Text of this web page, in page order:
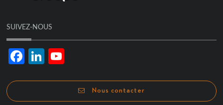
SUIVEZ-NOUS
FacebookLinkedIn
Nous contacter